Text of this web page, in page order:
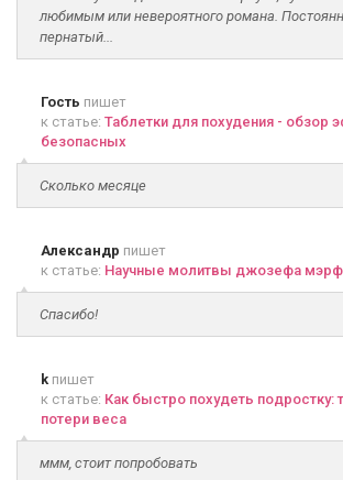
любимым или невероятного романа.
пернатый...
Гость пишет
к статье: Таблетки для похудения - обзор
безопасных
Сколько месяце
Александр пишет
к статье: Научные молитвы джозефа
Спасибо!
k пишет
к статье: Как быстро похудеть подростку:
потери веса
ммм, стоит попробовать